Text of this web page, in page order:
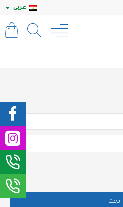
عربي
بحث